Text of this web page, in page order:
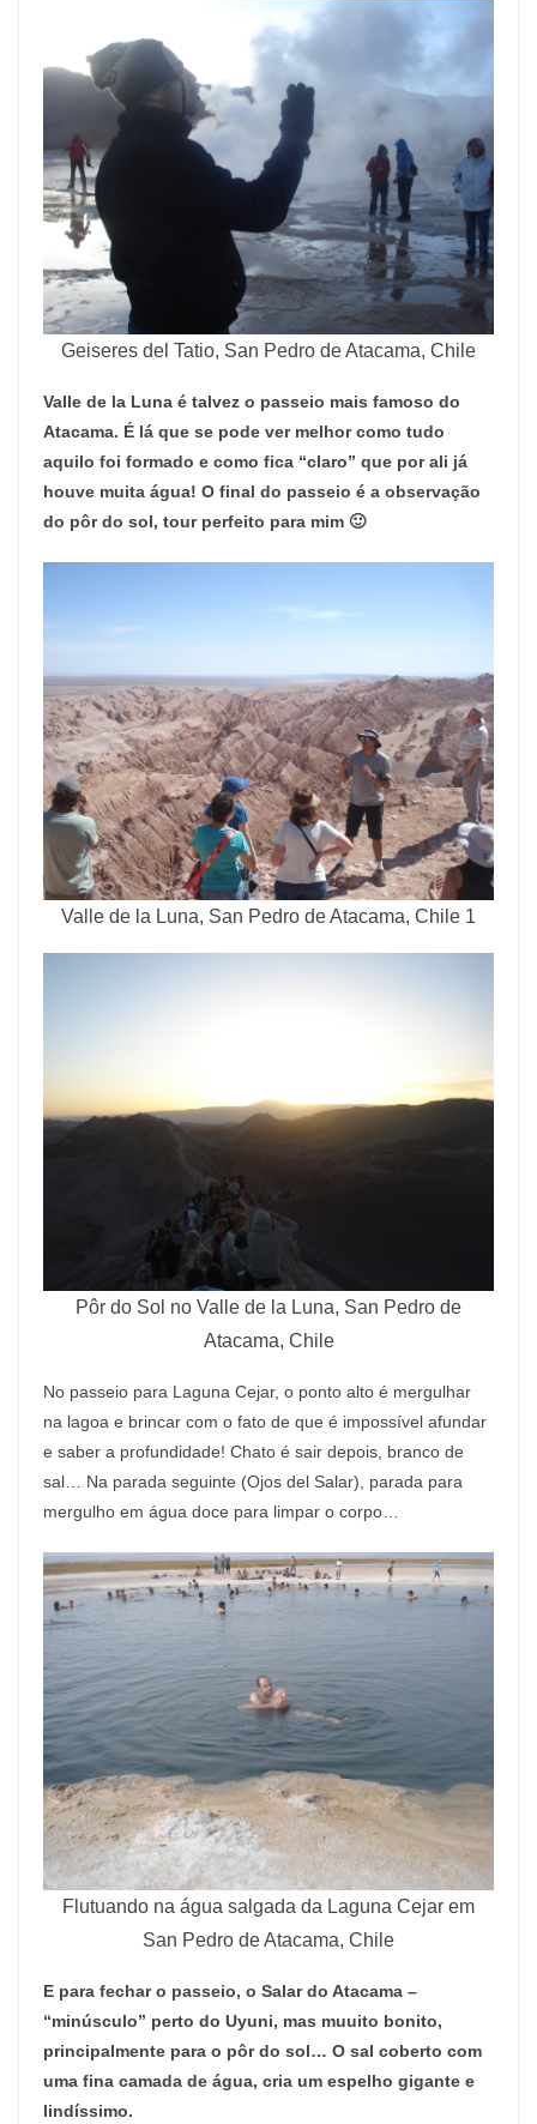
Geiseres del Tatio, San Pedro de Atacama, Chile
Valle de la Luna é talvez o passeio mais famoso do
Atacama. É lá que se pode ver melhor como tudo
aquilo foi formado e como fica “claro” que por ali já
houve muita água! O final do passeio é a observação
do pôr do sol, tour perfeito para mim 🙂
Valle de la Luna, San Pedro de Atacama, Chile 1
Pôr do Sol no Valle de la Luna, San Pedro de
Atacama, Chile
No passeio para Laguna Cejar, o ponto alto é mergulhar
na lagoa e brincar com o fato de que é impossível afundar
e saber a profundidade! Chato é sair depois, branco de
sal… Na parada seguinte (Ojos del Salar), parada para
mergulho em água doce para limpar o corpo…
Flutuando na água salgada da Laguna Cejar em
San Pedro de Atacama, Chile
E para fechar o passeio, o Salar do Atacama –
“minúsculo” perto do Uyuni, mas muuito bonito,
principalmente para o pôr do sol… O sal coberto com
uma fina camada de água, cria um espelho gigante e
lindíssimo.